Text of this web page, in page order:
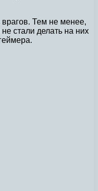
врагов. Тем не менее,
стали делать на них